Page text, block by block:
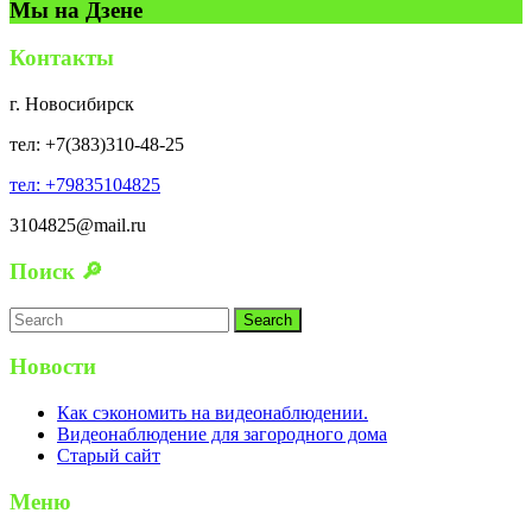
Мы на Дзене
Контакты
г. Новосибирск
тел: +7(383)310-48-25
тел: +79835104825
3104825@mail.ru
Поиск 🔎
Search
for:
Новости
Как сэкономить на видеонаблюдении.
Видеонаблюдение для загородного дома
Старый сайт
Меню